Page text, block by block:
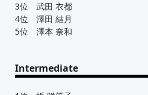
3位 武田 衣都
4位 澤田 結月
5位 澤本 奈和
Intermediate